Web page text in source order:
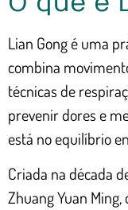
Lian Gong é uma
combina
técnicas de
prevenir dores e
está no equilíbrio
Criada na década
Zhuang Yuan